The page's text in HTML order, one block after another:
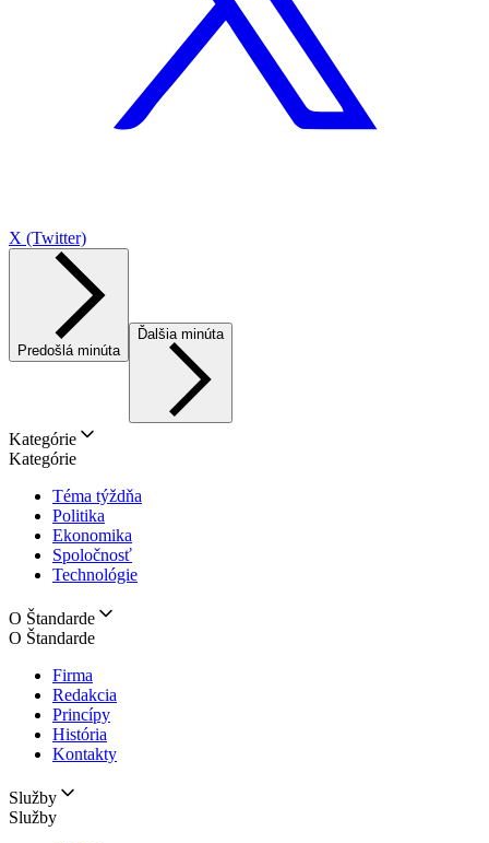
X (Twitter)
Predošlá minúta
Ďalšia minúta
Kategórie
Kategórie
Téma týždňa
Politika
Ekonomika
Spoločnosť
Technológie
O Štandarde
O Štandarde
Firma
Redakcia
Princípy
História
Kontakty
Služby
Služby